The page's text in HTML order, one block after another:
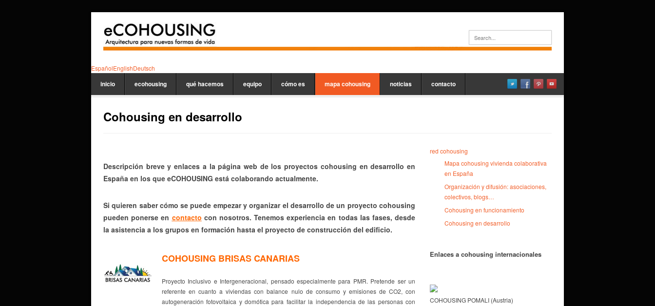
EspañolEnglishDeutsch
inicio ecohousing qué hacemos equipo cómo es mapa cohousing noticias contacto
Cohousing en desarrollo
Descripción breve y enlaces a la página web de los proyectos cohousing en desarrollo en
España en los que eCOHOUSING está colaborando actualmente.
Si quieren saber cómo se puede empezar y organizar el desarrollo de un proyecto cohousing
pueden ponerse en contacto con nosotros. Tenemos experiencia en todas las fases, desde
la asistencia a los grupos en formación hasta el proyecto de construcción del edificio.
COHOUSING BRISAS CANARIAS
Proyecto Inclusivo e Intergeneracional, pensado especialmente para PMR. Pretende ser un
referente en cuanto a viviendas con balance nulo de consumo y emisiones de CO2, con
autogeneración fotovoltaica y domótica para facilitar la independencia de las personas con
red cohousing
Mapa cohousing vivienda colaborativa
en España
Organización y difusión: asociaciones,
colectivos, blogs…
Cohousing en funcionamiento
Cohousing en desarrollo
Enlaces a cohousing internacionales
COHOUSING POMALI (Austria)